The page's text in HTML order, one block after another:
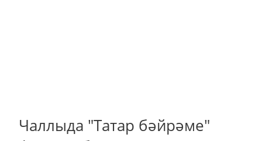
Чаллыда "Татар бәйрәме"